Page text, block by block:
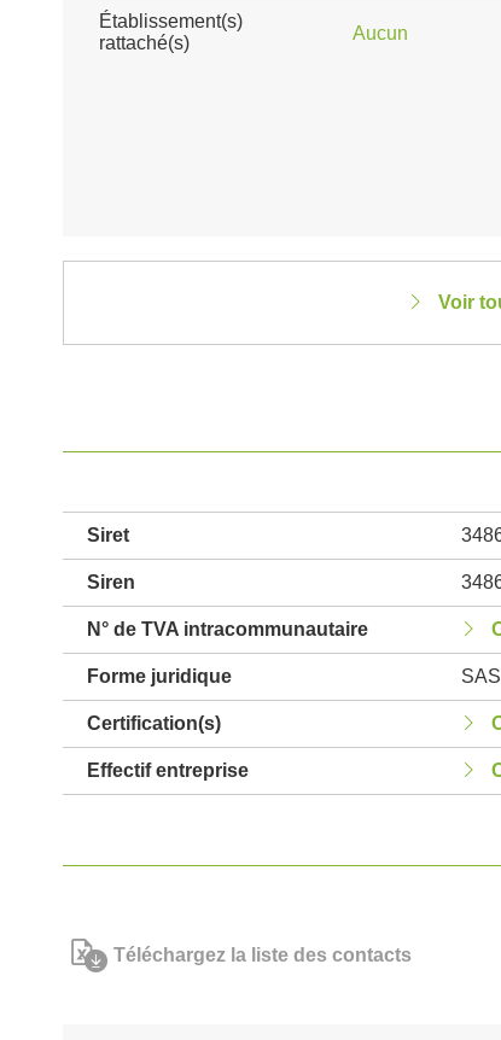
Établissement(s)
rattaché(s)
Aucun
Voir
Siret
Siren
N° de TVA intracommunautaire
Forme juridique
Certification(s)
Effectif entreprise
Téléchargez la liste des contacts